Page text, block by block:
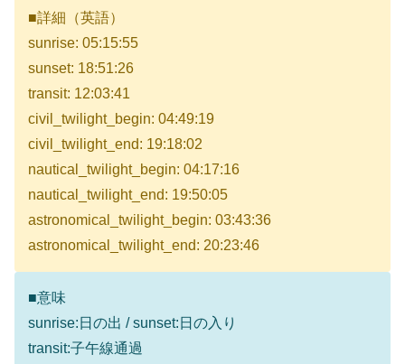
■詳細（英語）
sunrise: 05:15:55
sunset: 18:51:26
transit: 12:03:41
civil_twilight_begin: 04:49:19
civil_twilight_end: 19:18:02
nautical_twilight_begin: 04:17:16
nautical_twilight_end: 19:50:05
astronomical_twilight_begin: 03:43:36
astronomical_twilight_end: 20:23:46
■意味
sunrise:日の出 / sunset:日の入り
transit:子午線通過